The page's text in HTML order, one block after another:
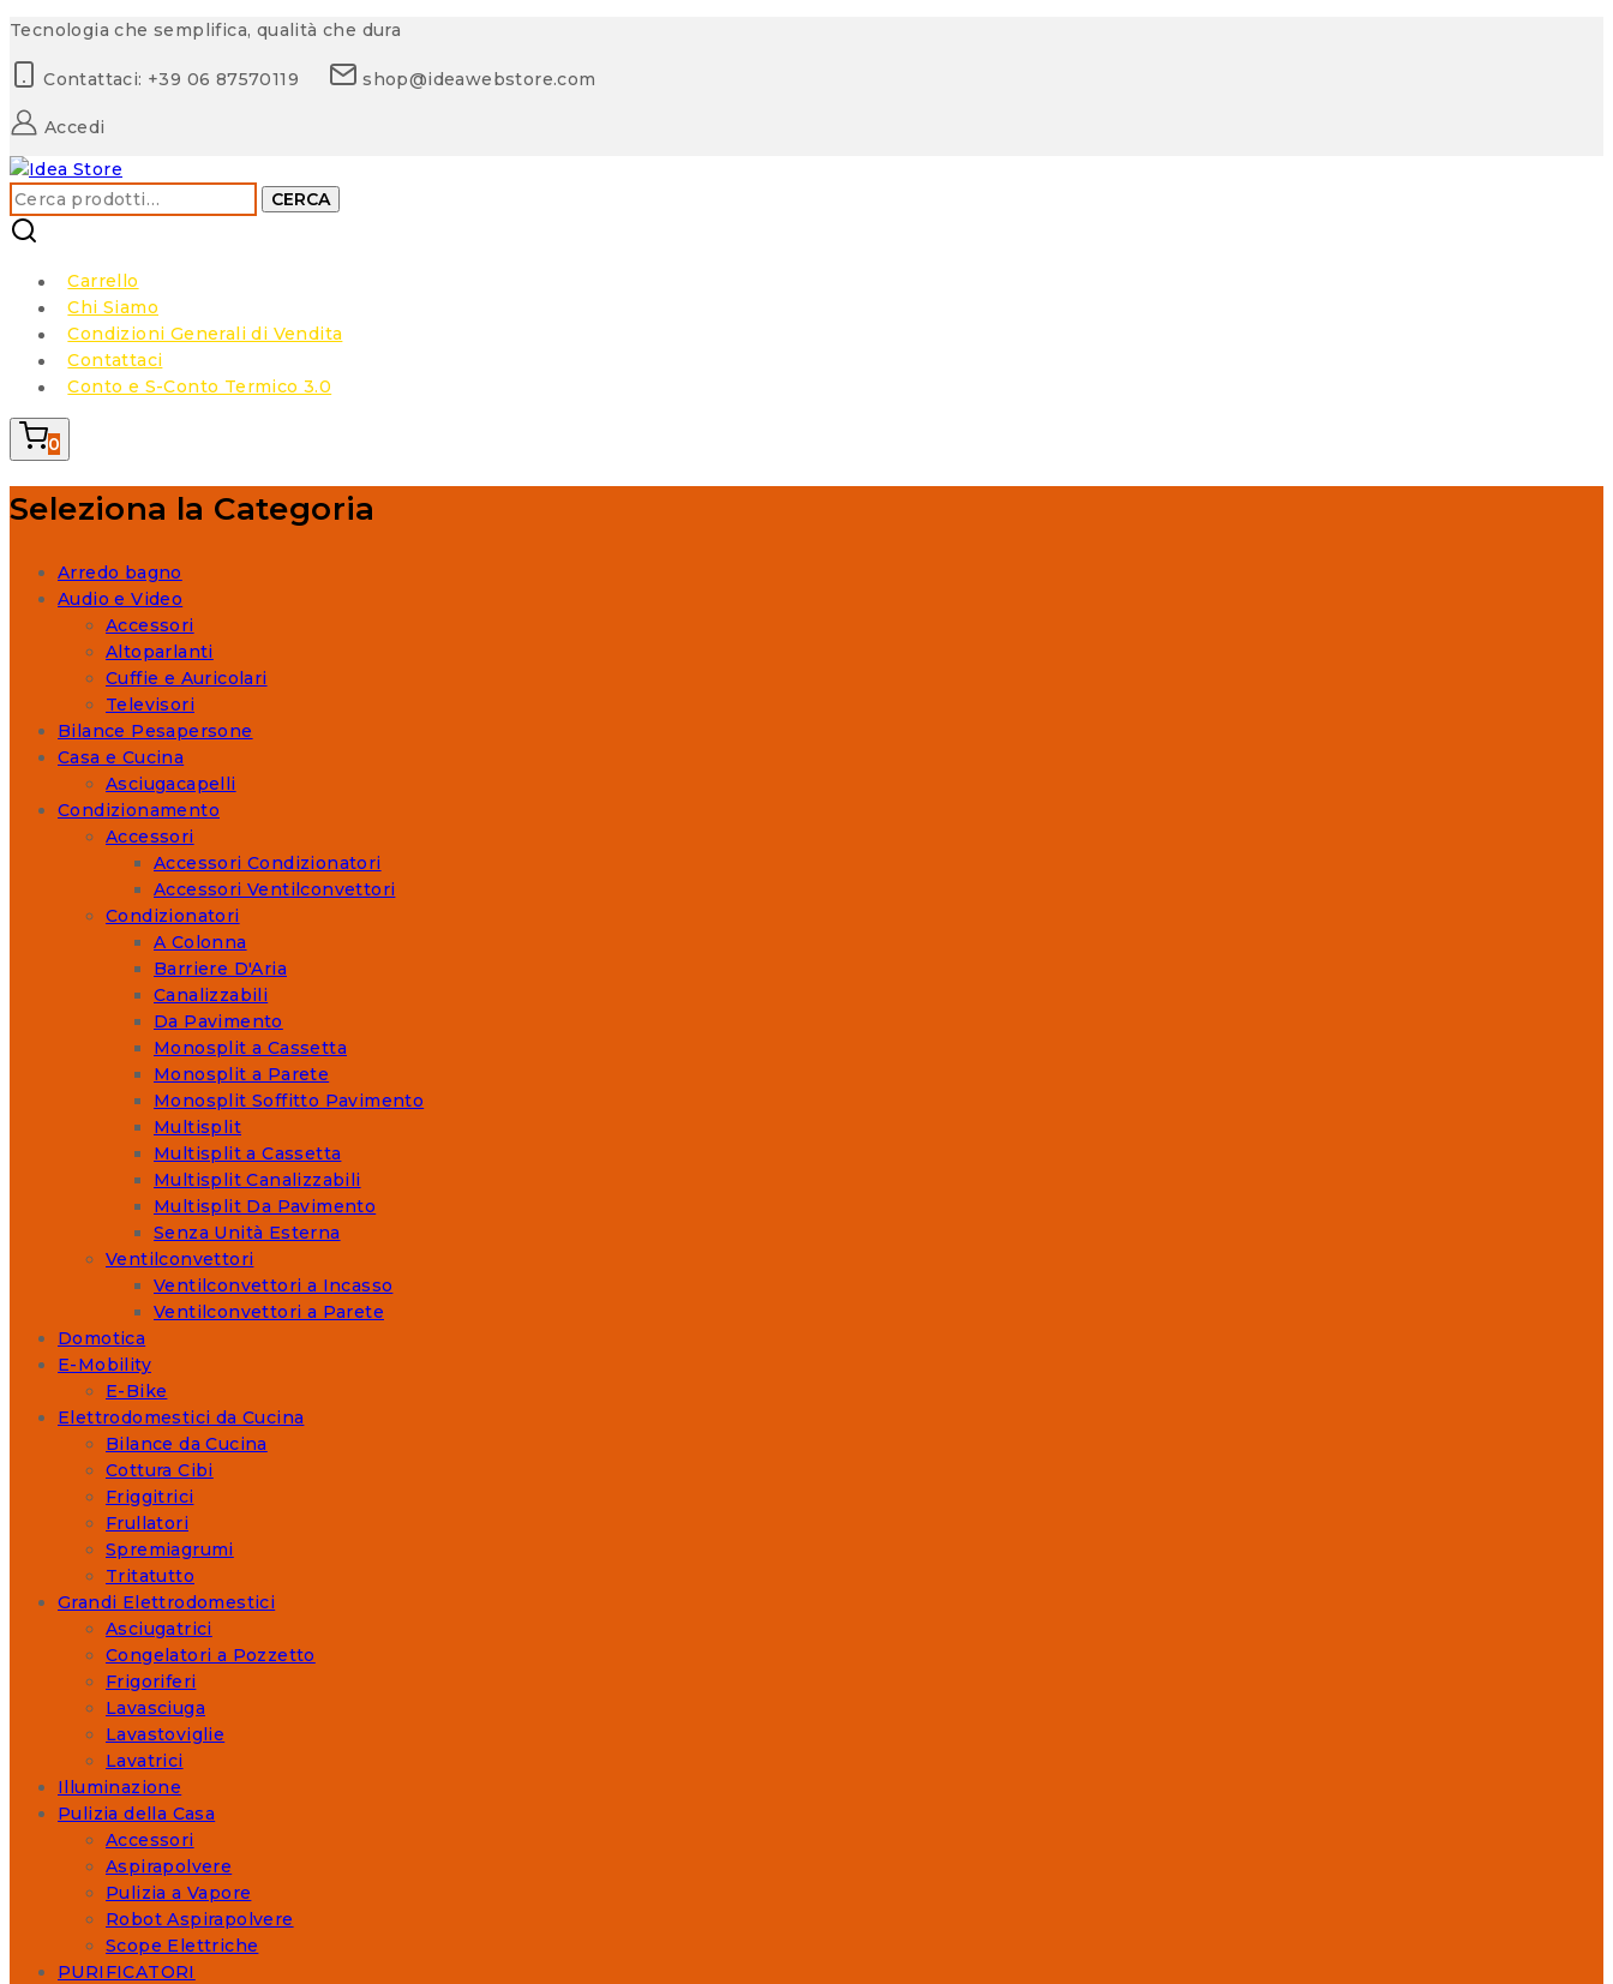
Skip
content
Tecnologia che semplifica, qualità che dura
Contattaci: +39 06 87570119 shop@ideawebstore.com
Accedi
Cerca: CERCA
Carrello
Chi Siamo
Condizioni Generali di Vendita
Contattaci
Conto e S-Conto Termico 3.0
0
Seleziona la Categoria
Arredo bagno
Audio e Video
Accessori
Altoparlanti
Cuffie e Auricolari
Televisori
Bilance Pesapersone
Casa e Cucina
Asciugacapelli
Condizionamento
Accessori
Accessori Condizionatori
Accessori Ventilconvettori
Condizionatori
A Colonna
Barriere D'Aria
Canalizzabili
Da Pavimento
Monosplit a Cassetta
Monosplit a Parete
Monosplit Soffitto Pavimento
Multisplit
Multisplit a Cassetta
Multisplit Canalizzabili
Multisplit Da Pavimento
Senza Unità Esterna
Ventilconvettori
Ventilconvettori a Incasso
Ventilconvettori a Parete
Domotica
E-Mobility
E-Bike
Elettrodomestici da Cucina
Bilance da Cucina
Cottura Cibi
Friggitrici
Frullatori
Spremiagrumi
Tritatutto
Grandi Elettrodomestici
Asciugatrici
Congelatori a Pozzetto
Frigoriferi
Lavasciuga
Lavastoviglie
Lavatrici
Illuminazione
Pulizia della Casa
Accessori
Aspirapolvere
Pulizia a Vapore
Robot Aspirapolvere
Scope Elettriche
PURIFICATORI